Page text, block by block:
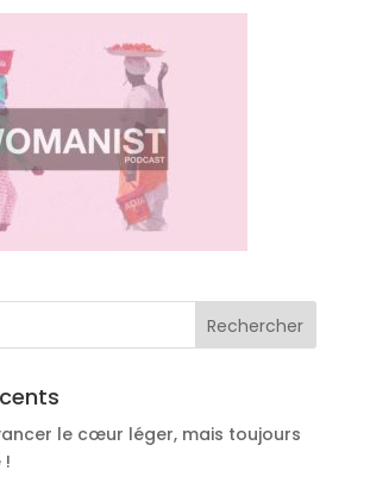
le cœur léger, mais toujours
!